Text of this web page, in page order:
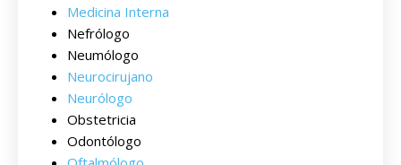
Medicina Interna
Nefrólogo
Neumólogo
Neurocirujano
Neurólogo
Obstetricia
Odontólogo